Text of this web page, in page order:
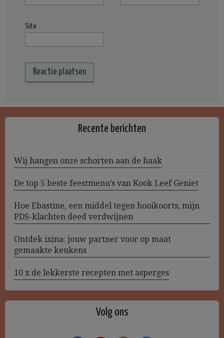
Site
Recente berichten
Wij hangen onze schorten aan de haak
De top 5 beste feestmenu’s van Kook Leef Geniet
Hoe Ebastine, een middel tegen hooikoorts, mijn
PDS-klachten deed verdwijnen
Ontdek ixina: jouw partner voor op maat
gemaakte keukens
10 x de lekkerste recepten met asperges
Volg ons